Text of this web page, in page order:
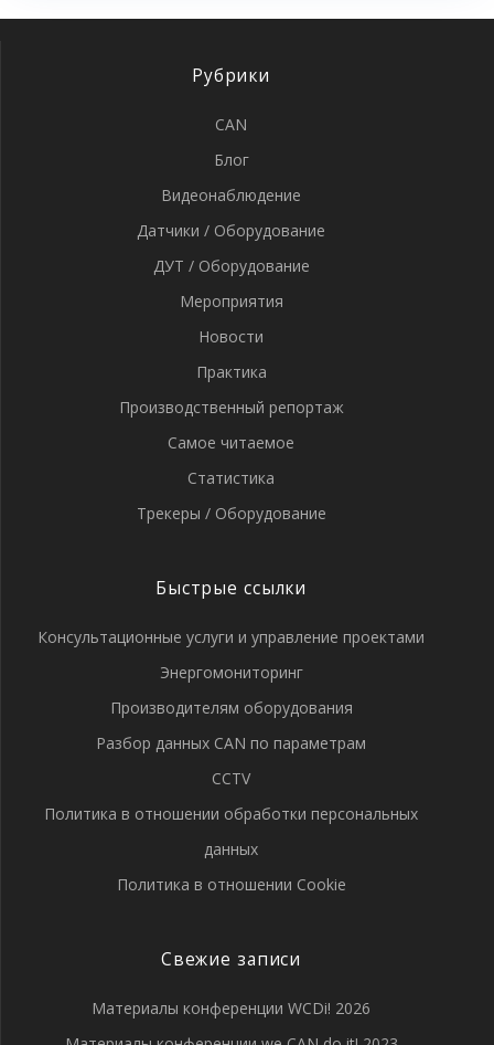
Рубрики
CAN
Блог
Видеонаблюдение
Датчики / Оборудование
ДУТ / Оборудование
Мероприятия
Новости
Практика
Производственный репортаж
Самое читаемое
Статистика
Трекеры / Оборудование
Быстрые ссылки
Консультационные услуги и управление проектами
Энергомониторинг
Производителям оборудования
Разбор данных CAN по параметрам
CCTV
Политика в отношении обработки персональных
данных
Политика в отношении Cookie
Свежие записи
Материалы конференции WCDi! 2026